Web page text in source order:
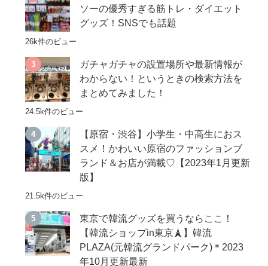
ソーの優秀すぎる筋トレ・ダイエット
グッズ！SNSでも話題
26k件のビュー
ガチャガチャの設置場所や最新情報が
わからない！というときの検索方法を
まとめてみました！
24.5k件のビュー
【原宿・渋谷】小学生・中高生におス
スメ！かわいい原宿のファッションブ
ランド＆お店が満載♡【2023年1月更新
版】
21.5k件のビュー
東京で韓流グッズを買うならここ！
【韓流ショップin東京🗼】韓流
PLAZA(元韓流グランドパーク)＊2023
年10月更新最新